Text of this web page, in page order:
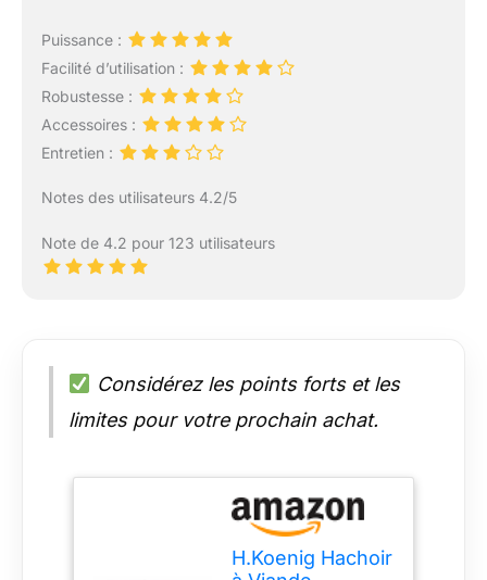
Puissance :
Facilité d’utilisation :
Robustesse :
Accessoires :
Entretien :
Notes des utilisateurs 4.2/5
Note de 4.2 pour 123 utilisateurs
Considérez les points forts et les
limites pour votre prochain achat.
H.Koenig Hachoir